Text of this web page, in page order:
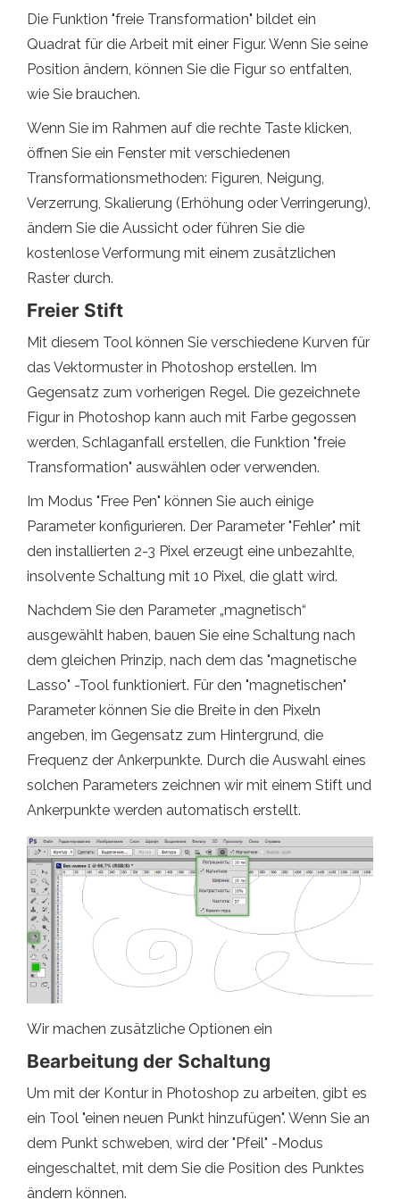
Die Funktion "freie Transformation" bildet ein
Quadrat für die Arbeit mit einer Figur. Wenn Sie seine
Position ändern, können Sie die Figur so entfalten,
wie Sie brauchen.
Wenn Sie im Rahmen auf die rechte Taste klicken,
öffnen Sie ein Fenster mit verschiedenen
Transformationsmethoden: Figuren, Neigung,
Verzerrung, Skalierung (Erhöhung oder Verringerung),
ändern Sie die Aussicht oder führen Sie die
kostenlose Verformung mit einem zusätzlichen
Raster durch.
Freier Stift
Mit diesem Tool können Sie verschiedene Kurven für
das Vektormuster in Photoshop erstellen. Im
Gegensatz zum vorherigen Regel. Die gezeichnete
Figur in Photoshop kann auch mit Farbe gegossen
werden, Schlaganfall erstellen, die Funktion "freie
Transformation" auswählen oder verwenden.
Im Modus "Free Pen" können Sie auch einige
Parameter konfigurieren. Der Parameter "Fehler" mit
den installierten 2-3 Pixel erzeugt eine unbezahlte,
insolvente Schaltung mit 10 Pixel, die glatt wird.
Nachdem Sie den Parameter „magnetisch“
ausgewählt haben, bauen Sie eine Schaltung nach
dem gleichen Prinzip, nach dem das "magnetische
Lasso" -Tool funktioniert. Für den "magnetischen"
Parameter können Sie die Breite in den Pixeln
angeben, im Gegensatz zum Hintergrund, die
Frequenz der Ankerpunkte. Durch die Auswahl eines
solchen Parameters zeichnen wir mit einem Stift und
Ankerpunkte werden automatisch erstellt.
Wir machen zusätzliche Optionen ein
Bearbeitung der Schaltung
Um mit der Kontur in Photoshop zu arbeiten, gibt es
ein Tool "einen neuen Punkt hinzufügen". Wenn Sie an
dem Punkt schweben, wird der "Pfeil" -Modus
eingeschaltet, mit dem Sie die Position des Punktes
ändern können.